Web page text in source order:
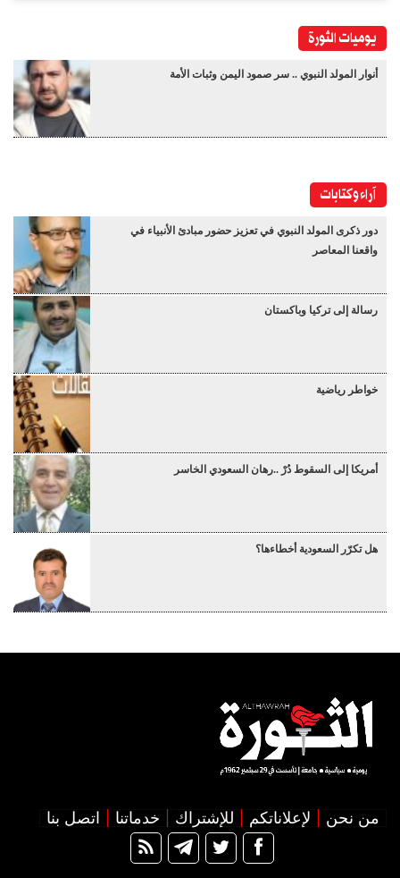
يوميات الثورة
أنوار المولد النبوي .. سر صمود اليمن وثبات الأمة
آراء وكتابات
دور ذكرى المولد النبوي في تعزيز حضور مبادئ الأنبياء في
واقعنا المعاصر
رسالة إلى تركيا وباكستان
خواطر رياضية
أمريكا إلى السقوط دُرْ ..رهان السعودي الخاسر
هل تكرّر السعودية أخطاءها؟
من نحن لإعلاناتكم للإشتراك خدماتنا اتصل بنا